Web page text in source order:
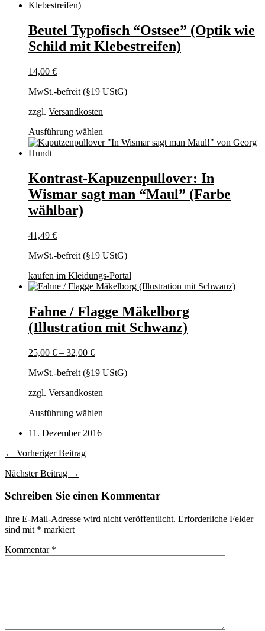
Varianten
auf.
Die
der
Beutel Typofisch “Ostsee” (Optik wie
Schild mit Klebestreifen)
14,00 €
MwSt.-befreit (§19 UStG)
zzgl. Versandkosten
Ausführung wählen
Produkt
auf.
Die
gewählt
Kontrast-Kapuzenpullover: In
Wismar sagt man “Maul” (Farbe
wählbar)
41,49 €
MwSt.-befreit (§19 UStG)
kaufen im Kleidungs-Portal
Fahne / Flagge Mäkelborg
(Illustration mit Schwanz)
25,00 € – 32,00 €
MwSt.-befreit (§19 UStG)
zzgl. Versandkosten
Ausführung wählen
können
der
11. Dezember 2016
← Vorheriger Beitrag
Nächster Beitrag →
Schreiben Sie einen Kommentar
Ihre E-Mail-Adresse wird nicht veröffentlicht. Erforderliche Felder
sind mit * markiert
Kommentar *